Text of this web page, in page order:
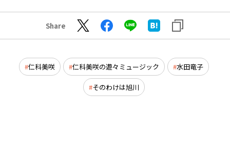
Share
仁科美咲 仁科美咲の遊々ミュージック 水田竜子
そのわけは旭川